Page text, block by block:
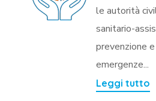
le autorità
sanitario-
prevenzione
emergenze...
Leggi tutto